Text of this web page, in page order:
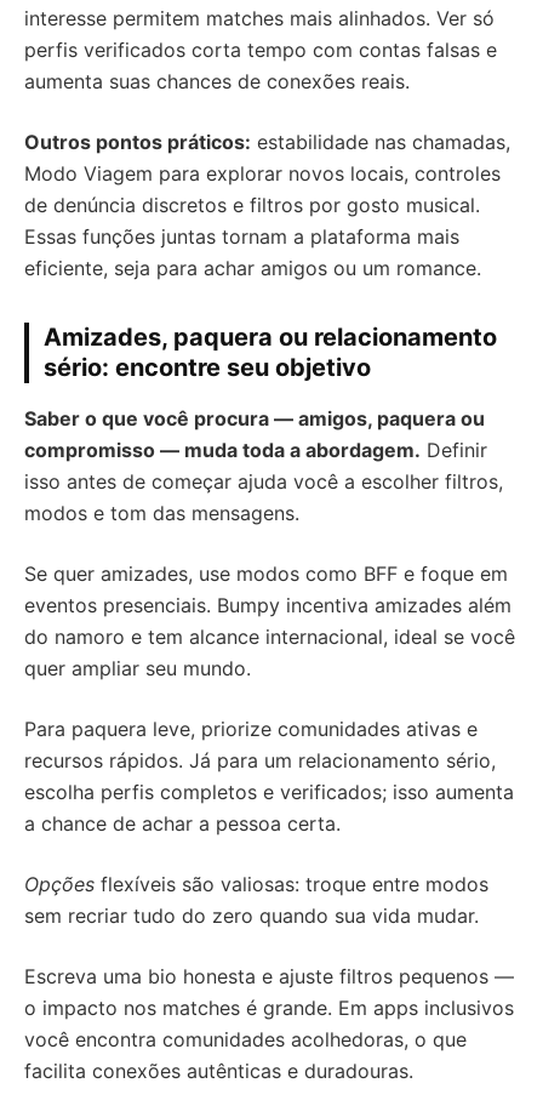
interesse permitem matches mais alinhados. Ver só
perfis verificados corta tempo com contas falsas e
aumenta suas chances de conexões reais.
Outros pontos práticos: estabilidade nas chamadas,
Modo Viagem para explorar novos locais, controles
de denúncia discretos e filtros por gosto musical.
Essas funções juntas tornam a plataforma mais
eficiente, seja para achar amigos ou um romance.
Amizades, paquera ou relacionamento
sério: encontre seu objetivo
Saber o que você procura — amigos, paquera ou
compromisso — muda toda a abordagem. Definir
isso antes de começar ajuda você a escolher filtros,
modos e tom das mensagens.
Se quer amizades, use modos como BFF e foque em
eventos presenciais. Bumpy incentiva amizades além
do namoro e tem alcance internacional, ideal se você
quer ampliar seu mundo.
Para paquera leve, priorize comunidades ativas e
recursos rápidos. Já para um relacionamento sério,
escolha perfis completos e verificados; isso aumenta
a chance de achar a pessoa certa.
Opções flexíveis são valiosas: troque entre modos
sem recriar tudo do zero quando sua vida mudar.
Escreva uma bio honesta e ajuste filtros pequenos —
o impacto nos matches é grande. Em apps inclusivos
você encontra comunidades acolhedoras, o que
facilita conexões autênticas e duradouras.